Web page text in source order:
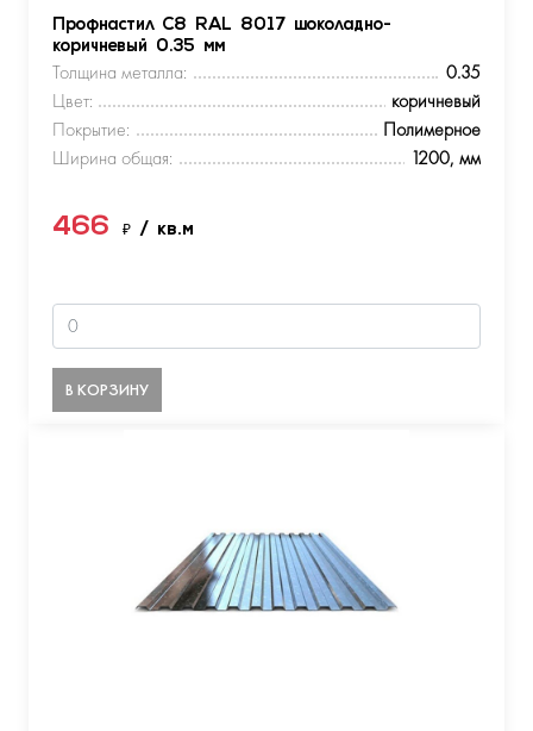
Профнастил С8 RAL 8017 шоколадно-
коричневый 0.35 мм
Толщина металла:
0.35
Цвет:
коричневый
Покрытие:
Полимерное
Ширина общая:
1200, мм
466 ₽ / кв.м
В КОРЗИНУ